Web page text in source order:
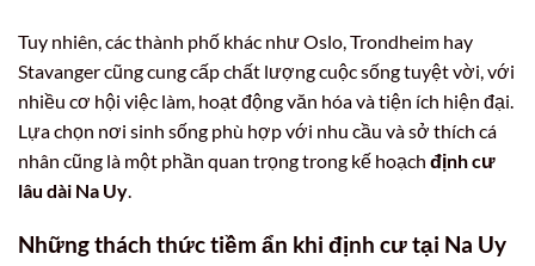
Tuy nhiên, các thành phố khác như Oslo, Trondheim hay
Stavanger cũng cung cấp chất lượng cuộc sống tuyệt vời, với
nhiều cơ hội việc làm, hoạt động văn hóa và tiện ích hiện đại.
Lựa chọn nơi sinh sống phù hợp với nhu cầu và sở thích cá
nhân cũng là một phần quan trọng trong kế hoạch định cư
lâu dài Na Uy.
Những thách thức tiềm ẩn khi định cư tại Na Uy